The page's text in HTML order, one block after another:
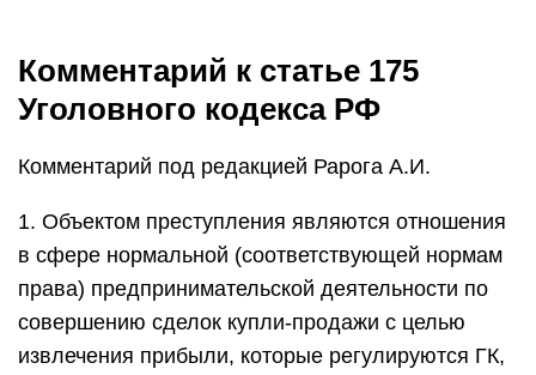
Комментарий к статье 175
Уголовного кодекса РФ
Комментарий под редакцией Рарога А.И.
1. Объектом преступления являются отношения
в сфере нормальной (соответствующей нормам
права) предпринимательской деятельности по
совершению сделок купли-продажи с целью
извлечения прибыли, которые регулируются ГК,